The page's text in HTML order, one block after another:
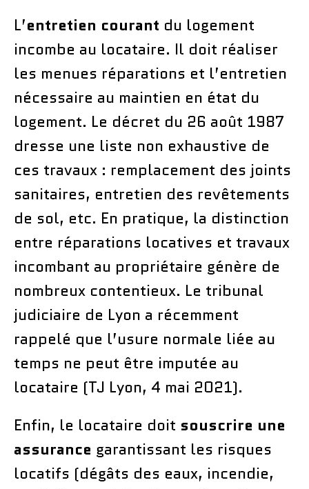
L’entretien courant du logement
incombe au locataire. Il doit réaliser
les menues réparations et l’entretien
nécessaire au maintien en état du
logement. Le décret du 26 août 1987
dresse une liste non exhaustive de
ces travaux : remplacement des joints
sanitaires, entretien des revêtements
de sol, etc. En pratique, la distinction
entre réparations locatives et travaux
incombant au propriétaire génère de
nombreux contentieux. Le tribunal
judiciaire de Lyon a récemment
rappelé que l’usure normale liée au
temps ne peut être imputée au
locataire (TJ Lyon, 4 mai 2021).
Enfin, le locataire doit souscrire une
assurance garantissant les risques
locatifs (dégâts des eaux, incendie,